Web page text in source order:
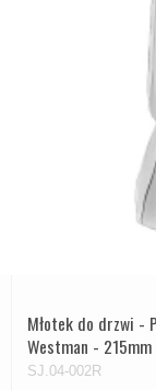
Młotek do drzwi -
Westman - 215mm
SJ.04-002R